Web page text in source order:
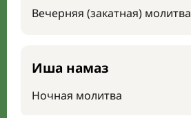
Вечерняя (закатная) молитва
Иша намаз
Ночная молитва